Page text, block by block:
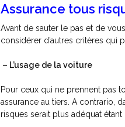
Assurance tous
Avant de sauter le pas et de
considérer d’autres critères qui
– L’usage de la voiture
Pour ceux qui ne prennent pas
assurance au tiers. A contrario,
risques serait plus adéquat